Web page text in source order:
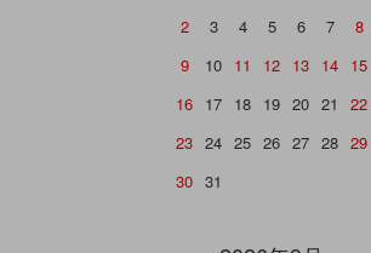
2
3 4 5 6 7
8
9
10 11 12 13 14 15
16 17 18 19 20 21
22
23 24 25 26 27 28 29
30 31